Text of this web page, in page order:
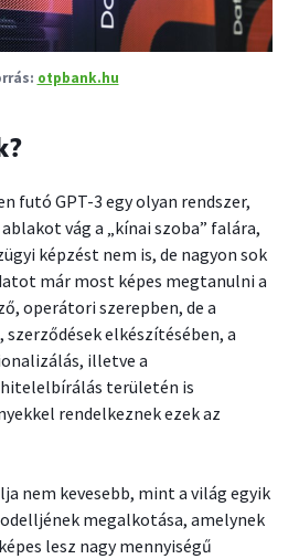
otpbank.hu
futó GPT-3 egy olyan rendszer,
vág a „kínai szoba” falára,
képzést nem is, de nagyon sok
már most képes megtanulni a
operátori szerepben, de a
szerződések elkészítésében, a
illetve a
területén is
rendelkeznek ezek az
nem kevesebb, mint a világ egyik
megalkotása, amelynek
lesz nagy mennyiségű